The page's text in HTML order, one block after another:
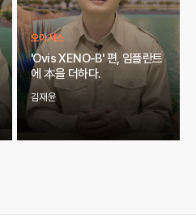
오아시스
'Ovis XENO-B' 편, 임플란트
에 本을 더하다.
김재윤